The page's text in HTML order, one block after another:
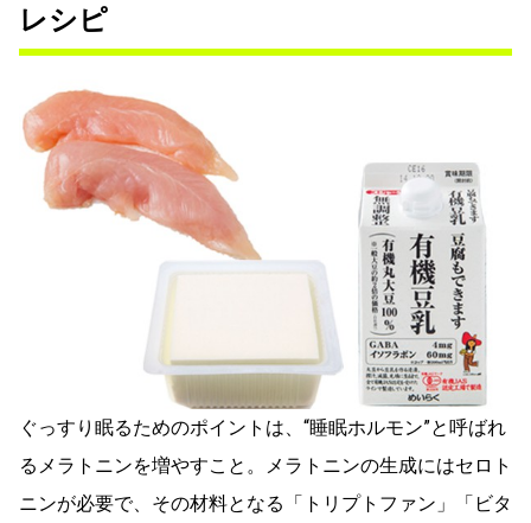
レシピ
ぐっすり眠るためのポイントは、“睡眠ホルモン”と呼ばれ
るメラトニンを増やすこと。メラトニンの生成にはセロト
ニンが必要で、その材料となる「トリプトファン」「ビタ